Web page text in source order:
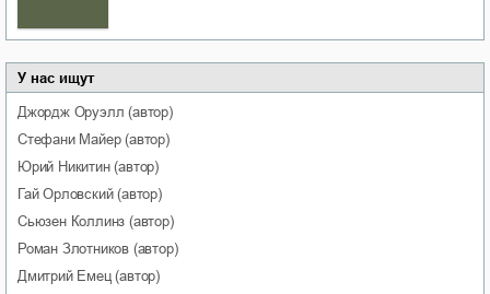
У нас ищут
Джордж Оруэлл (автор)
Стефани Майер(автор)
Юрий Никитин(автор)
Гай Орловский(автор)
Сьюзен Коллинз (автор)
Роман Злотников (автор)
Дмитрий Емец(автор)